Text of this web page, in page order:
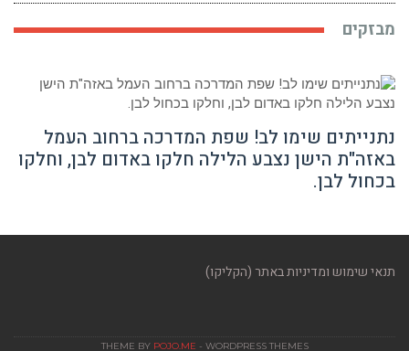
מבזקים
נתנייתים שימו לב! שפת המדרכה ברחוב העמל
באזה"ת הישן נצבע הלילה חלקו באדום לבן, וחלקו
בכחול לבן.
תנאי שימוש ומדיניות באתר (הקליקו)
THEME BY POJO.ME - WORDPRESS THEMES